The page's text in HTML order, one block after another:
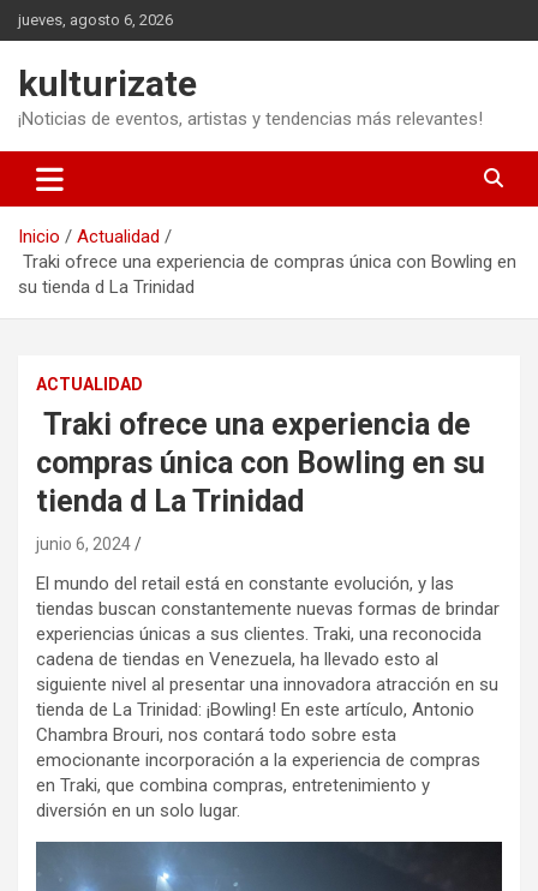
Saltar
al
jueves, agosto 6, 2026
kulturizate
¡Noticias de eventos, artistas y tendencias más relevantes!
Inicio
Actualidad
Traki ofrece una experiencia de compras única con Bowling en
su tienda d La Trinidad
ACTUALIDAD
Traki ofrece una experiencia de
compras única con Bowling en su
tienda d La Trinidad
junio 6, 2024
El mundo del retail está en constante evolución, y las
tiendas buscan constantemente nuevas formas de brindar
experiencias únicas a sus clientes. Traki, una reconocida
cadena de tiendas en Venezuela, ha llevado esto al
siguiente nivel al presentar una innovadora atracción en su
tienda de La Trinidad: ¡Bowling! En este artículo, Antonio
Chambra Brouri, nos contará todo sobre esta
emocionante incorporación a la experiencia de compras
en Traki, que combina compras, entretenimiento y
diversión en un solo lugar.